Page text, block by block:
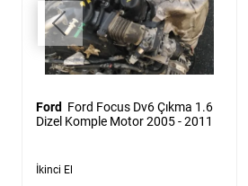
Ford
Dizel Komple Motor 2005 - 2011
İkinci El